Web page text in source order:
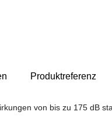
Produktreferenz
von bis zu 175 dB